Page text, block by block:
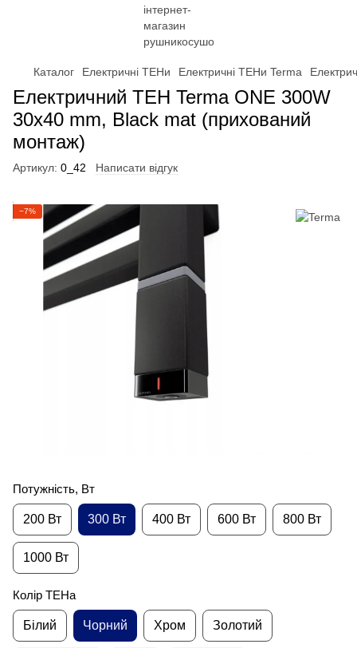
Каталог Електричні ТЕНи Електричні ТЕНи Terma
Електричний ТЕН Terma ONE 300W
30x40 mm, Black mat (прихований
монтаж)
Артикул: 0_42 Написати відгук
−7%
Потужність, Вт
200 Вт 300 Вт 400 Вт 600 Вт 800 Вт
1000 Вт
Колір ТЕНа
Білий Чорний Хром Золотий